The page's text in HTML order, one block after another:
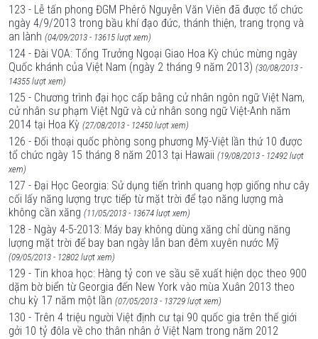
123 - Lễ tấn phong ĐGM Phêrô Nguyễn Văn Viên đã được tổ chức
ngày 4/9/2013 trong bầu khí đạo đức, thánh thiện, trang trọng và
an lành (04/09/2013 - 13615 lượt xem)
124 - Đài VOA: Tổng Trưởng Ngoại Giao Hoa Kỳ chúc mừng ngày
Quốc khánh của Việt Nam (ngày 2 tháng 9 năm 2013) (30/08/2013 -
14355 lượt xem)
125 - Chương trình đại học cấp bằng cử nhân ngôn ngữ Việt Nam,
cử nhân sư phạm Việt Ngữ và cử nhân song ngữ Việt-Anh năm
2014 tại Hoa Kỳ (27/08/2013 - 12450 lượt xem)
126 - Đối thoại quốc phòng song phương Mỹ-Việt lần thứ 10 được
tổ chức ngày 15 tháng 8 năm 2013 tại Hawaii (19/08/2013 - 12492 lượt
xem)
127 - Đại Học Georgia: Sử dụng tiến trình quang hợp giống như cây
cối lấy năng lượng trực tiếp từ mặt trời để tạo năng lượng mà
không cần xăng (11/05/2013 - 13674 lượt xem)
128 - Ngày 4-5-2013: Máy bay không dùng xăng chỉ dùng năng
lượng mặt trời để bay ban ngày lẫn ban đêm xuyên nước Mỹ
(09/05/2013 - 12802 lượt xem)
129 - Tin khoa học: Hàng tỷ con ve sầu sẽ xuất hiện dọc theo 900
dặm bờ biển từ Georgia đến New York vào mùa Xuân 2013 theo
chu kỳ 17 năm một lần (07/05/2013 - 13729 lượt xem)
130 - Trên 4 triệu người Việt định cư tại 90 quốc gia trên thế giới
gởi 10 tỷ đôla về cho thân nhân ở Việt Nam trong năm 2012